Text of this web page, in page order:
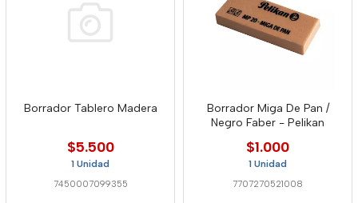
Borrador Tablero Madera
$5.500
1 Unidad
7450007099355
Borrador Miga De Pan /
Negro Faber - Pelikan
$1.000
1 Unidad
7707270521008